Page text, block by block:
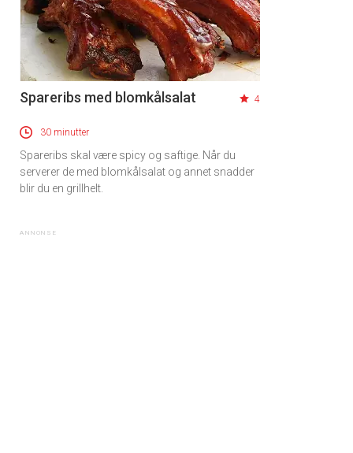
Spareribs med blomkålsalat 4
30 minutter
Spareribs skal være spicy og saftige. Når du
serverer de med blomkålsalat og annet snadder
blir du en grillhelt.